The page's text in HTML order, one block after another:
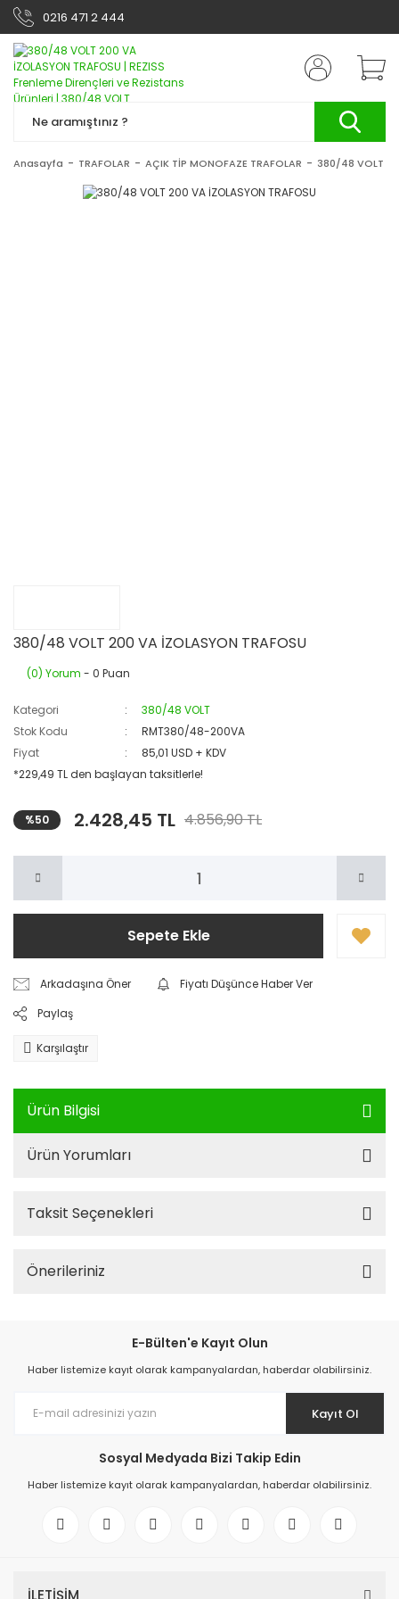
0216 471 2 444
Anasayfa TRAFOLAR AÇIK TİP MONOFAZE TRAFOLAR 380/48 VOLT
380/48 VOLT 200 VA İZOLASYON TRAFOSU
(0) Yorum - 0 Puan
Kategori
380/48 VOLT
Stok Kodu
RMT380/48-200VA
Fiyat
85,01 USD + KDV
*229,49 TL den başlayan taksitlerle!
%50 2.428,45 TL 4.856,90 TL
Sepete Ekle
Arkadaşına Öner
Fiyatı Düşünce Haber Ver
Paylaş
Karşılaştır
Ürün Bilgisi
Ürün Yorumları
Taksit Seçenekleri
Önerileriniz
E-Bülten'e Kayıt Olun
Haber listemize kayıt olarak kampanyalardan, haberdar olabilirsiniz.
Kayıt Ol
Sosyal Medyada Bizi Takip Edin
Haber listemize kayıt olarak kampanyalardan, haberdar olabilirsiniz.
İLETİŞİM